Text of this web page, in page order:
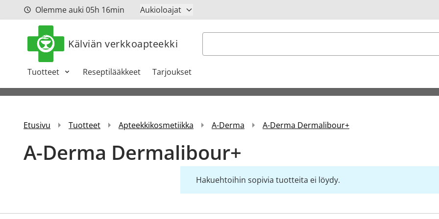
Siirry sisältöönOlemme auki 05h 16min Aukioloajat
Kälviän verkkoapteekki Haku
Tuotteet Reseptilääkkeet Tarjoukset
Etusivu Tuotteet Apteekkikosmetiikka A-Derma A-Derma Dermalibour+
A-Derma Dermalibour+
Hakuehtoihin sopivia tuotteita ei löydy.